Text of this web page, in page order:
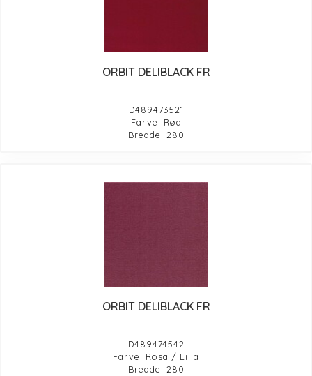
ORBIT DELIBLACK FR
D489473521
Farve: Rød
Bredde: 280
ORBIT DELIBLACK FR
D489474542
Farve: Rosa / Lilla
Bredde: 280